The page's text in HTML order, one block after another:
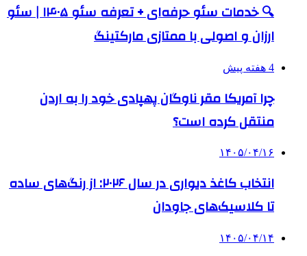
🔍 خدمات سئو حرفه‌ای + تعرفه سئو ۱۴۰۵ | سئو
ارزان و اصولی با ممتازی مارکتینگ
4 هفته پیش
چرا آمریکا مقر ناوگان پهپادی خود را به اردن
منتقل کرده است؟
۱۴۰۵/۰۴/۱۶
انتخاب کاغذ دیواری در سال ۲۰۲۶: از رنگ‌های ساده
تا کلاسیک‌های جاودان
۱۴۰۵/۰۴/۱۴